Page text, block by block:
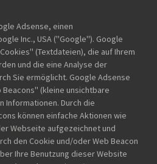
Adsense, einen
Inc., USA (''Google''). Google
(Textdateien), die auf Ihrem
und die eine Analyse der
Sie ermöglicht. Google Adsense
(kleine unsichtbare
Informationen. Durch die
können einfache Aktionen wie
Webseite aufgezeichnet und
den Cookie und/oder Web Beacon
Ihre Benutzung dieser Website